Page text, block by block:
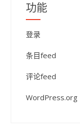
功能
登录
条目feed
评论feed
WordPress.org